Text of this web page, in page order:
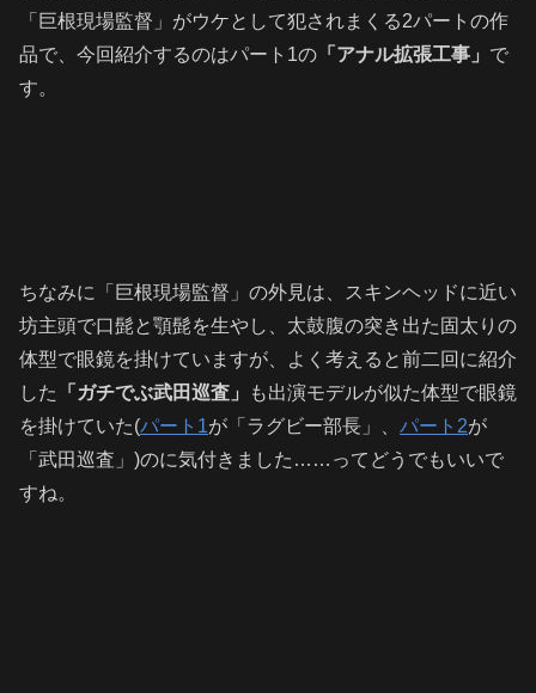
「巨根現場監督」がウケとして犯されまくる2パートの作
品で、今回紹介するのはパート1の 「アナル拡張工事」 で
す。
ちなみに「巨根現場監督」の外見は、スキンヘッドに近い
坊主頭で口髭と顎髭を生やし、太鼓腹の突き出た固太りの
体型で眼鏡を掛けていますが、よく考えると前二回に紹介
した
「ガチでぶ武田巡査」
も出演モデルが似た体型で眼鏡
を掛けていた(パート1が「ラグビー部長」、 パート2が
「武田巡査」)のに気付きました……ってどうでもいいで
すね。